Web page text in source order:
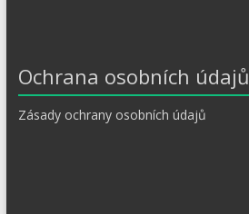
Ochrana osobních údajů
Zásady ochrany osobních údajů